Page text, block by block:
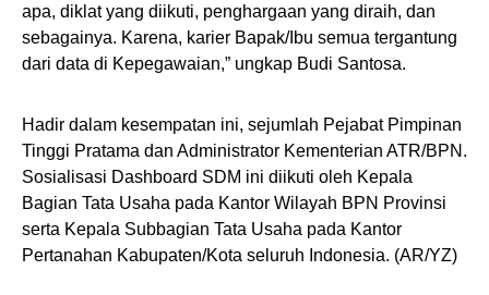
apa, diklat yang diikuti, penghargaan yang diraih, dan
sebagainya. Karena, karier Bapak/Ibu semua tergantung
dari data di Kepegawaian,” ungkap Budi Santosa.
Hadir dalam kesempatan ini, sejumlah Pejabat Pimpinan
Tinggi Pratama dan Administrator Kementerian ATR/BPN.
Sosialisasi Dashboard SDM ini diikuti oleh Kepala
Bagian Tata Usaha pada Kantor Wilayah BPN Provinsi
serta Kepala Subbagian Tata Usaha pada Kantor
Pertanahan Kabupaten/Kota seluruh Indonesia. (AR/YZ)